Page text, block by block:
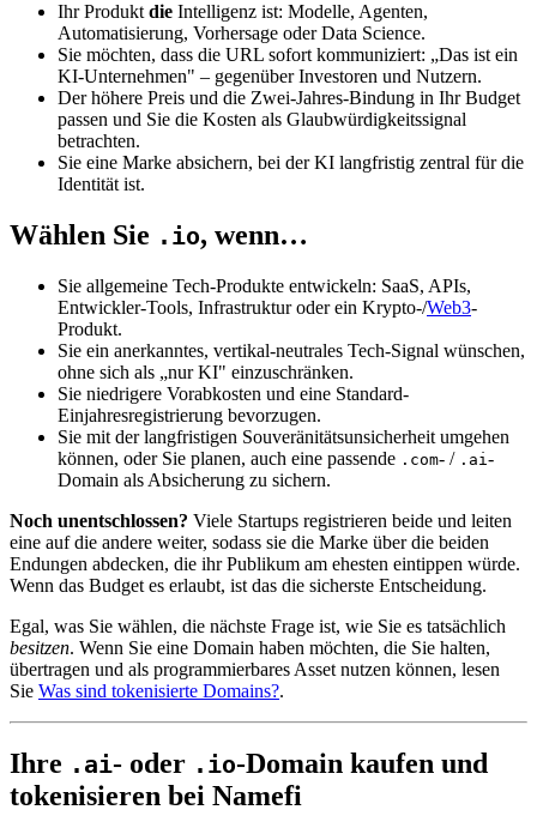
Ihr Produkt die Intelligenz ist: Modelle, Agenten,
Automatisierung, Vorhersage oder Data Science.
Sie möchten, dass die URL sofort kommuniziert: „Das ist ein
KI-Unternehmen" – gegenüber Investoren und Nutzern.
Der höhere Preis und die Zwei-Jahres-Bindung in Ihr Budget
passen und Sie die Kosten als Glaubwürdigkeitssignal
betrachten.
Sie eine Marke absichern, bei der KI langfristig zentral für die
Identität ist.
Wählen Sie .io, wenn…
Sie allgemeine Tech-Produkte entwickeln: SaaS, APIs,
Entwickler-Tools, Infrastruktur oder ein Krypto-/Web3-
Produkt.
Sie ein anerkanntes, vertikal-neutrales Tech-Signal wünschen,
ohne sich als „nur KI" einzuschränken.
Sie niedrigere Vorabkosten und eine Standard-
Einjahresregistrierung bevorzugen.
Sie mit der langfristigen Souveränitätsunsicherheit umgehen
können, oder Sie planen, auch eine passende .com- / .ai -
Domain als Absicherung zu sichern.
Noch unentschlossen? Viele Startups registrieren beide und leiten
eine auf die andere weiter, sodass sie die Marke über die beiden
Endungen abdecken, die ihr Publikum am ehesten eintippen würde.
Wenn das Budget es erlaubt, ist das die sicherste Entscheidung.
Egal, was Sie wählen, die nächste Frage ist, wie Sie es tatsächlich
besitzen. Wenn Sie eine Domain haben möchten, die Sie halten,
übertragen und als programmierbares Asset nutzen können, lesen
Sie Was sind tokenisierte Domains?.
Ihre .ai- oder .io-Domain kaufen und
tokenisieren bei Namefi